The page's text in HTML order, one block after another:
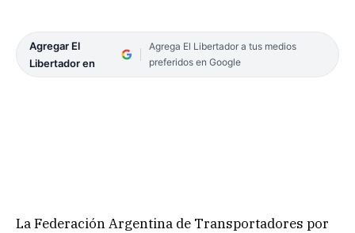
Agregar El
Libertador en
Agrega El Libertador a tus medios
preferidos en Google
La Federación Argentina de Transportadores por